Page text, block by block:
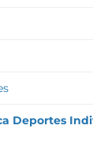
Deportes